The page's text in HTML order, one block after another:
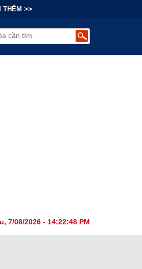
THÊM >>
7/08/2026 - 14:22:49 PM
Sốt" Trà Sữa Nhượng Quyền: Lợi Nhuận